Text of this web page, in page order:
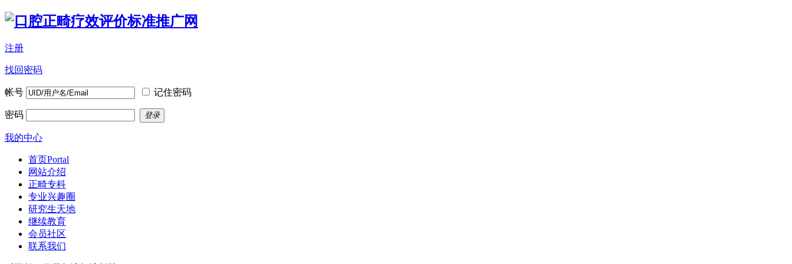
注册
找回密码
帐号 记住密码
密码 登录
我的中心
首页Portal
网站介绍
正畸专科
专业兴趣圈
研究生天地
继续教育
会员社区
联系我们